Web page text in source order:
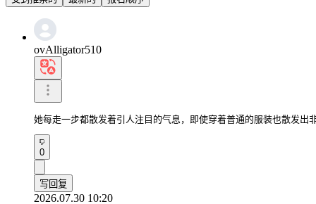
ovAlligator510
她每走一步都散发着引人注目的气息，即使穿着普通的服装也散发出
0
写回复
2026.07.30 10:20